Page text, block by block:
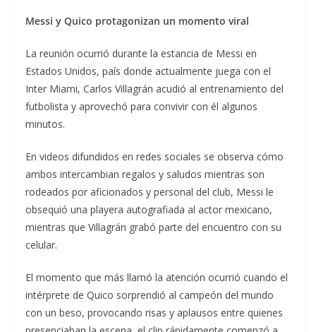
Messi y Quico protagonizan un momento viral
La reunión ocurrió durante la estancia de Messi en
Estados Unidos, país donde actualmente juega con el
Inter Miami, Carlos Villagrán acudió al entrenamiento del
futbolista y aprovechó para convivir con él algunos
minutos.
En videos difundidos en redes sociales se observa cómo
ambos intercambian regalos y saludos mientras son
rodeados por aficionados y personal del club, Messi le
obsequió una playera autografiada al actor mexicano,
mientras que Villagrán grabó parte del encuentro con su
celular.
El momento que más llamó la atención ocurrió cuando el
intérprete de Quico sorprendió al campeón del mundo
con un beso, provocando risas y aplausos entre quienes